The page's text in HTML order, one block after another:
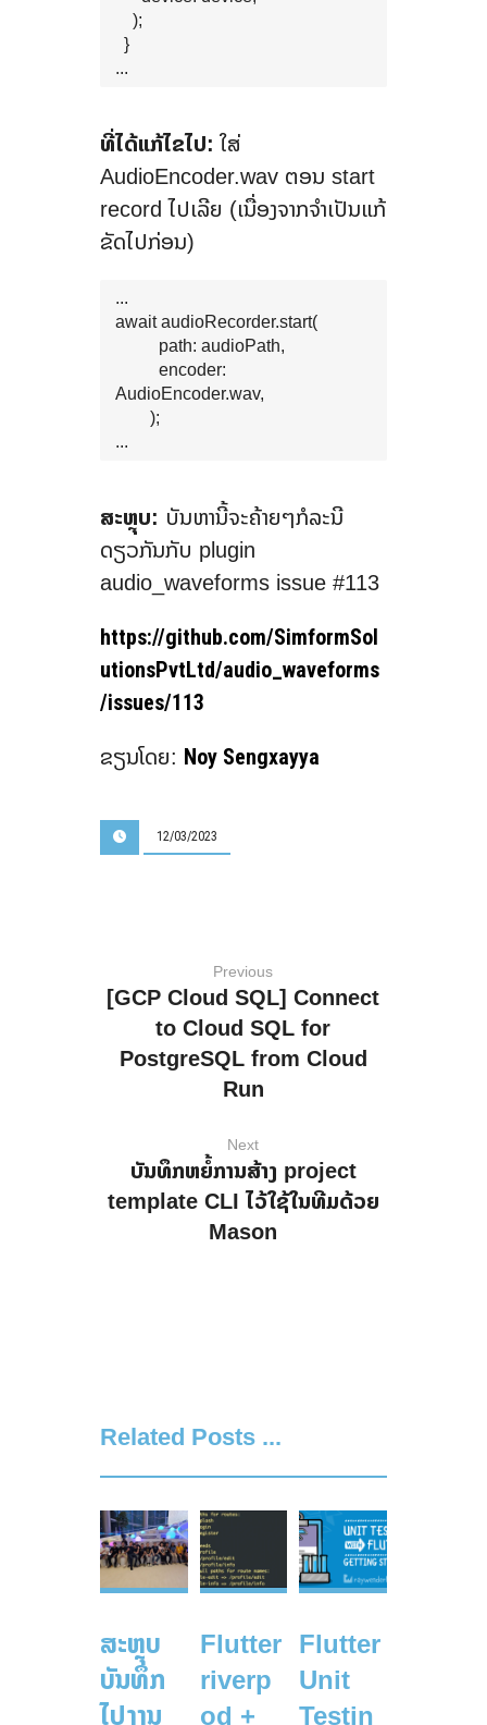
    );
  }
...
ທີ່ໄດ້ແກ້ໄຂໄປ: ໃສ່
AudioEncoder.wav ຕອນ start
record ໄປເລີຍ (ເນື່ອງຈາກຈຳເປັນແກ້
ຂັດໄປກ່ອນ)
...
await audioRecorder.start(
          encoder:
AudioEncoder.wav,
        );
...
ສະຫຼຸບ: ບັນຫານີ້ຈະຄ້າຍໆກໍລະນີ
ດຽວກັນກັບ plugin
audio_waveforms issue #113
https://github.com/SimformSol
utionsPvtLtd/audio_waveforms
/issues/113
ຂຽນໂດຍ: Noy Sengxayya
12/03/2023
Previous
[GCP Cloud SQL] Connect
to Cloud SQL for
PostgreSQL from Cloud
Run
Next
ບັນທຶກຫຍໍ້ການສ້າງ project
template CLI ໄວ້ໃຊ້ໃນທີມດ້ວຍ
Mason
Related Posts ...
ສະຫຼຸບ
ບັນທຶກ
ໄປງານ
Flutter
riverp
od +
Flutter
Unit
Testin